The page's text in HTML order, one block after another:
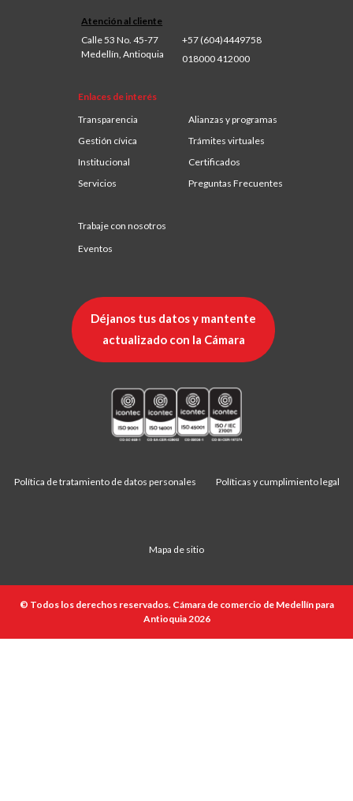
Atención al cliente
Calle 53 No. 45-77
Medellín, Antioquia
+57 (604)4449758
018000 412000
Enlaces de interés
Transparencia
Alianzas y programas
Gestión cívica
Trámites virtuales
Institucional
Certificados
Servicios
Preguntas Frecuentes
Trabaje con nosotros
Eventos
Déjanos tus datos y mantente
actualizado con la Cámara
Política de tratamiento de datos personales Políticas y cumplimiento legal
Mapa de sitio
© Todos los derechos reservados. Cámara de comercio de Medellín para
Antioquia 2026